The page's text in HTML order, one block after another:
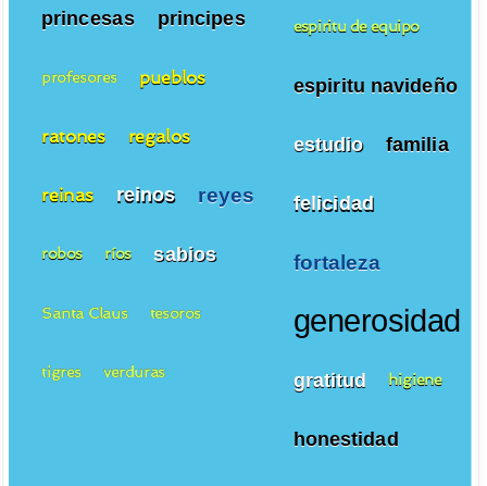
espiritu de equipo
espiritu navideño
estudio familia
felicidad
fortaleza
generosidad
gratitud higiene
honestidad
princesas principes
profesores pueblos
ratones regalos
reinas reinos reyes
robos ríos sabios
Santa Claus tesoros
tigres verduras